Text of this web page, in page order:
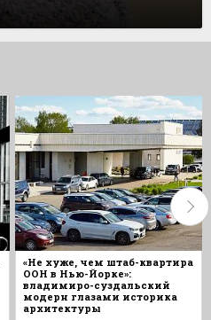
«Не хуже, чем штаб-квартира
ООН в Нью-Йорке»:
владимиро-суздальский
модерн глазами историка
архитектуры